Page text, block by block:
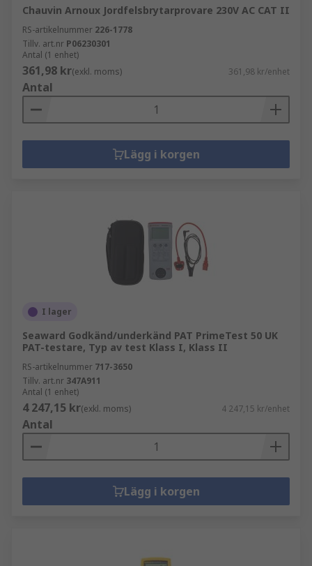
Chauvin Arnoux Jordfelsbrytarprovare 230V AC CAT II
RS-artikelnummer 226-1778
Tillv. art.nr P06230301
Antal (1 enhet)
361,98 kr(exkl. moms) 361,98 kr/enhet
Antal
Lägg i korgen
I lager
Seaward Godkänd/underkänd PAT PrimeTest 50 UK
PAT-testare, Typ av test Klass I, Klass II
RS-artikelnummer 717-3650
Tillv. art.nr 347A911
Antal (1 enhet)
4 247,15 kr(exkl. moms) 4 247,15 kr/enhet
Antal
Lägg i korgen